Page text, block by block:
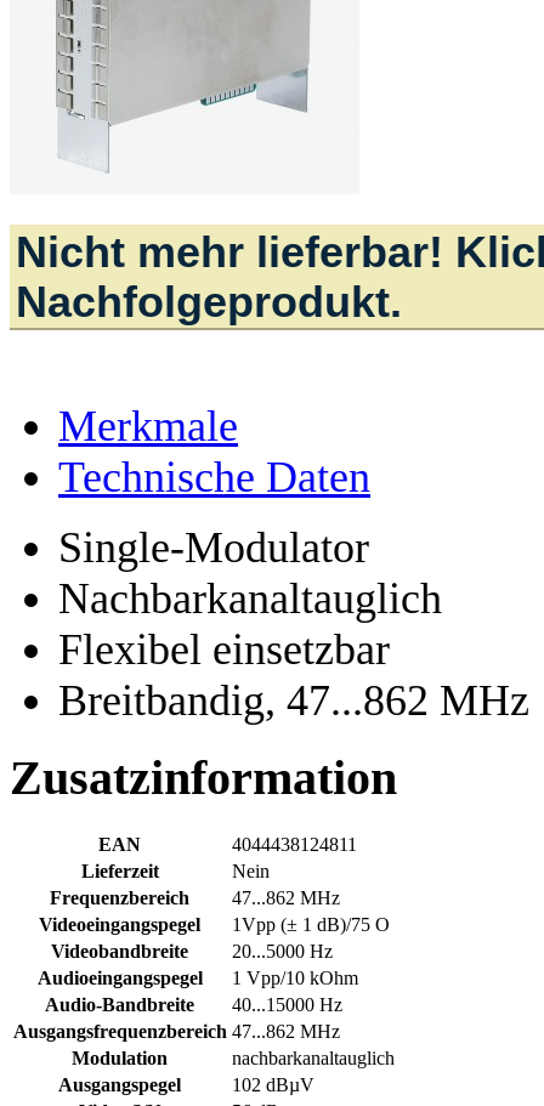
Nicht mehr lieferbar!
Nachfolgeprodukt.
Merkmale
Technische Daten
Single-Modulator
Nachbarkanaltauglich
Flexibel einsetzbar
Breitbandig, 47...862 MHz
Zusatzinformation
EAN
4044438124811
Lieferzeit
Nein
Frequenzbereich
47...862 MHz
Videoeingangspegel
1Vpp (± 1 dB)/75 O
Videobandbreite
20...5000 Hz
Audioeingangspegel
1 Vpp/10 kOhm
Audio-Bandbreite
40...15000 Hz
Ausgangsfrequenzbereich 47...862 MHz
Modulation
nachbarkanaltauglich
Ausgangspegel
102 dBµV